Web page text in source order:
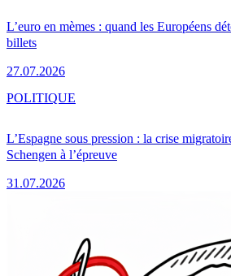
L’euro en mèmes : quand les Européens
billets
27.07.2026
L’Espagne sous pression : la crise
Schengen à l’épreuve
31.07.2026
POLITIQUE